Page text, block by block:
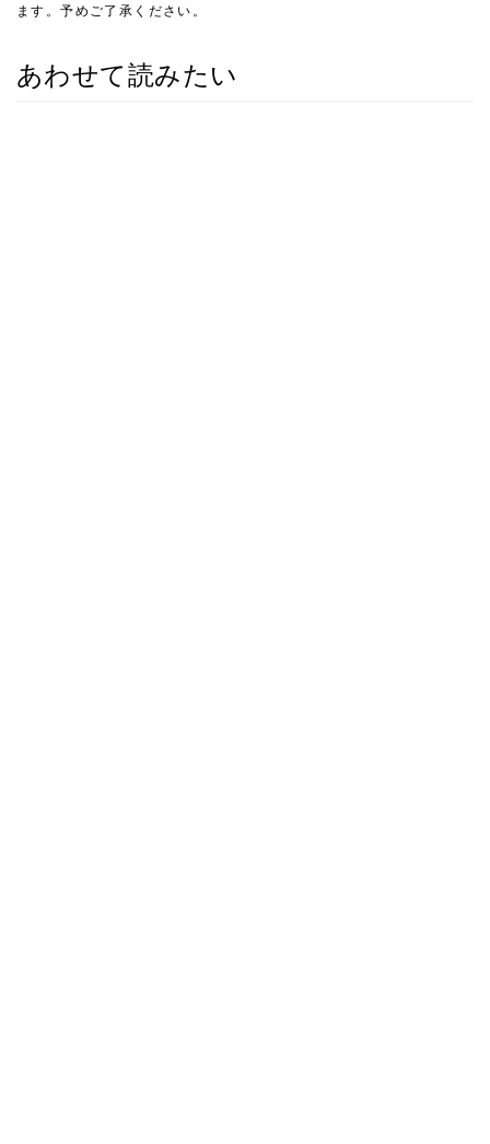
ます。予めご了承ください。
あわせて読みたい